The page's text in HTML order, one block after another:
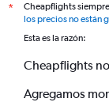
*
Cheapflights
los precios no están
Esta es la razón:
Cheapflights
Agregamos